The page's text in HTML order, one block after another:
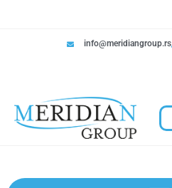
info@meridiangroup.rs